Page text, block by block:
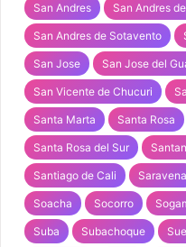
San Andres San Andres
San Andres de Sotavento
San Jose San Jose del
San Vicente de Chucuri
Santa Marta Santa Rosa
Santa Rosa del Sur
Santiago de Cali Saravena
Soacha Socorro
Suba Subachoque